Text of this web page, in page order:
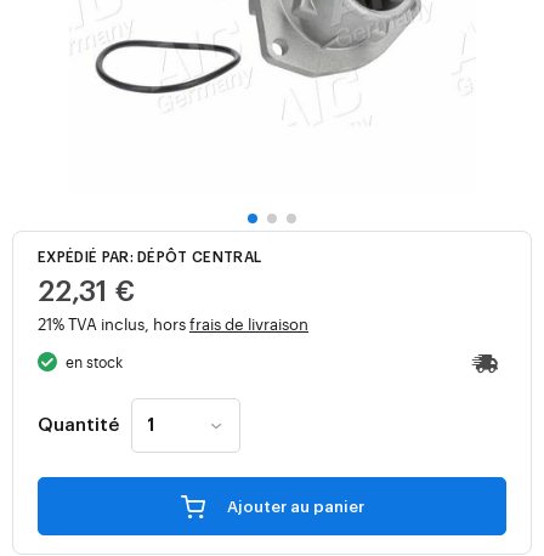
EXPÉDIÉ PAR: DÉPÔT CENTRAL
22,31 €
21% TVA inclus, horsfrais de livraison
en stock
Quantité
Ajouter au panier